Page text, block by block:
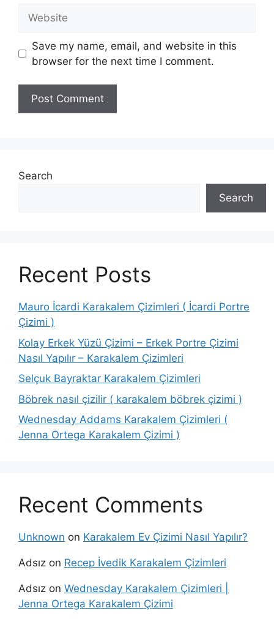
Save my name, email, and website in this
browser for the next time I comment.
Search
Search
Recent Posts
Mauro İcardi Karakalem Çizimleri ( İcardi Portre
Çizimi )
Kolay Erkek Yüzü Çizimi – Erkek Portre Çizimi
Nasıl Yapılır – Karakalem Çizimleri
Selçuk Bayraktar Karakalem Çizimleri
Böbrek nasıl çizilir ( karakalem böbrek çizimi )
Wednesday Addams Karakalem Çizimleri (
Jenna Ortega Karakalem Çizimi )
Recent Comments
Unknown on Karakalem Ev Çizimi Nasıl Yapılır?
Adsız on Recep İvedik Karakalem Çizimleri
Adsız on Wednesday Karakalem Çizimleri |
Jenna Ortega Karakalem Çizimi